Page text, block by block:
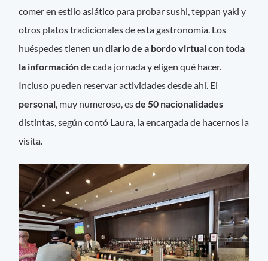
comer en estilo asiático para probar sushi, teppan yaki y
otros platos tradicionales de esta gastronomía. Los
huéspedes tienen undiario de a bordo virtual con toda
la informaciónde cada jornada y eligen qué hacer.
Incluso pueden reservar actividades desde ahí. El
personal , muy numeroso, esde 50 nacionalidades
distintas, según contó Laura, la encargada de hacernos la
visita.